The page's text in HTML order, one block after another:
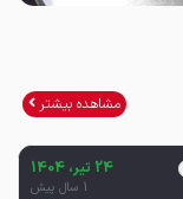
مشاهده بیشتر
24 تیر، 1404
1 سال پیش